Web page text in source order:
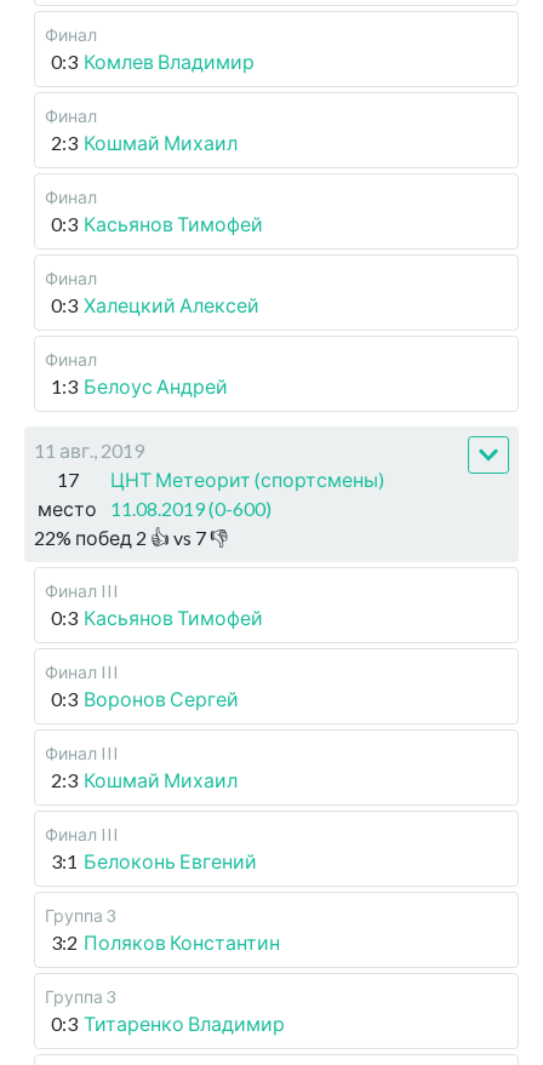
Финал
0:3 Комлев Владимир
Финал
2:3 Кошмай Михаил
Финал
0:3 Касьянов Тимофей
Финал
0:3 Халецкий Алексей
Финал
1:3 Белоус Андрей
11 авг., 2019
17
место
ЦНТ Метеорит (спортсмены)
11.08.2019 (0-600)
22% побед 2 👍 vs 7👎
Финал III
0:3 Касьянов Тимофей
Финал III
0:3 Воронов Сергей
Финал III
2:3 Кошмай Михаил
Финал III
3:1 Белоконь Евгений
Группа 3
3:2 Поляков Константин
Группа 3
0:3 Титаренко Владимир